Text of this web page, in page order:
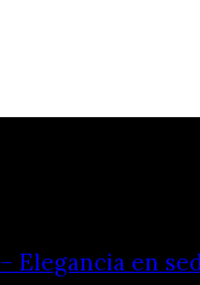
Elegancia en